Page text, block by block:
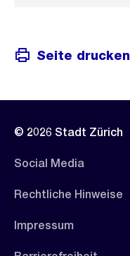
Seite drucken
© 2026 Stadt Zürich
Social Media
Rechtliche Hinweise
Impressum